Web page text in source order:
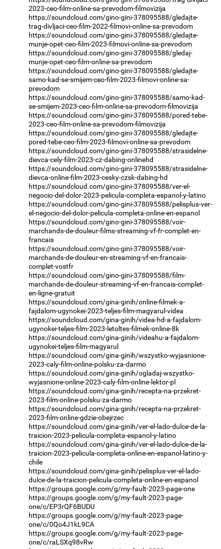
2023-ceo-film-online-sa-prevodom-filmovizija
https://soundcloud.com/gino-gini-378095588/gledajte-
trag-divljaci-ceo-film-2022-filmovi-online-sa-prevodom
https://soundcloud.com/gino-gini-378095588/gledajte-
munje-opet-ceo-film-2023-filmovi-online-sa-prevodom
https://soundcloud.com/gino-gini-378095588/gledaj-
munje-opet-ceo-film-online-sa-prevodom
https://soundcloud.com/gino-gini-378095588/gledajte-
samo-kad-se-smijem-ceo-film-2023-filmovi-online-sa-
prevodom
https://soundcloud.com/gino-gini-378095588/samo-kad-
se-smijem-2023-ceo-film-online-sa-prevodom-filmovizija
https://soundcloud.com/gino-gini-378095588/pored-tebe-
2023-ceo-film-online-sa-prevodom-filmovizija
https://soundcloud.com/gino-gini-378095588/gledajte-
pored-tebe-ceo-film-2023-filmovi-online-sa-prevodom
https://soundcloud.com/gino-gini-378095588/strasidelne-
dievca-cely-film-2023-cz-dabing-onlinehd
https://soundcloud.com/gino-gini-378095588/strasidelne-
dievca-online-film-2023-cesky-czsk-dabing-hd
https://soundcloud.com/gino-gini-378095588/ver-el-
negocio-del-dolor-2023-pelicula-completa-espanol-y-latino
https://soundcloud.com/gino-gini-378095588/pelisplus-ver-
el-negocio-del-dolor-pelicula-completa-online-en-espanol
https://soundcloud.com/gino-gini-378095588/voir-
marchands-de-douleur-films-streaming-vf-fr-complet-en-
francais
https://soundcloud.com/gino-gini-378095588/voir-
marchands-de-douleur-en-streaming-vf-en-francais-
complet-vostfr
https://soundcloud.com/gino-gini-378095588/film-
marchands-de-douleur-streaming-vf-en-francais-complet-
en-ligne-gratuit
https://soundcloud.com/gina-ginih/online-filmek-a-
fajdalom-ugynokei-2023-teljes-film-magyarul-videa
https://soundcloud.com/gina-ginih/videa-hd-a-fajdalom-
ugynokei-teljes-film-2023-letoltes-filmek-online-8k
https://soundcloud.com/gina-ginih/videahu-a-fajdalom-
ugynokei-teljes-film-magyarul
https://soundcloud.com/gina-ginih/wszystko-wyjasnione-
2023-caly-film-online-polsku-za-darmo
https://soundcloud.com/gina-ginih/ogladaj-wszystko-
wyjasnione-online-2023-caly-film-online-lektor-pl
https://soundcloud.com/gina-ginih/recepta-na-przekret-
2023-film-online-polsku-za-darmo
https://soundcloud.com/gina-ginih/recepta-na-przekret-
2023-film-online-gdzie-obejrzec
https://soundcloud.com/gina-ginih/ver-el-lado-dulce-de-la-
traicion-2023-pelicula-completa-espanol-y-latino
https://soundcloud.com/gina-ginih/ver-el-lado-dulce-de-la-
traicion-2023-pelicula-completa-online-en-espanol-latino-y-
chile
https://soundcloud.com/gina-ginih/pelisplus-ver-el-lado-
dulce-de-la-traicion-pelicula-completa-online-en-espanol
https://groups.google.com/g/my-fault-2023-page-one
https://groups.google.com/g/my-fault-2023-page-
one/c/EP3rQF6BUDU
https://groups.google.com/g/my-fault-2023-page-
one/c/0Qo4J1kL9CA
https://groups.google.com/g/my-fault-2023-page-
one/c/raLSXq98vRw